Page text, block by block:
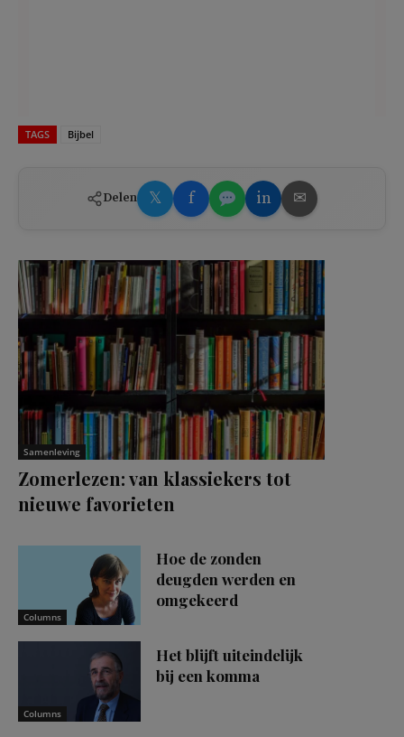
TAGS Bijbel
Delen 𝕏 f in ✉
Samenleving
Zomerlezen: van klassiekers tot
nieuwe favorieten
Columns
Hoe de zonden
deugden werden en
omgekeerd
Columns
Het blijft uiteindelijk
bij een komma